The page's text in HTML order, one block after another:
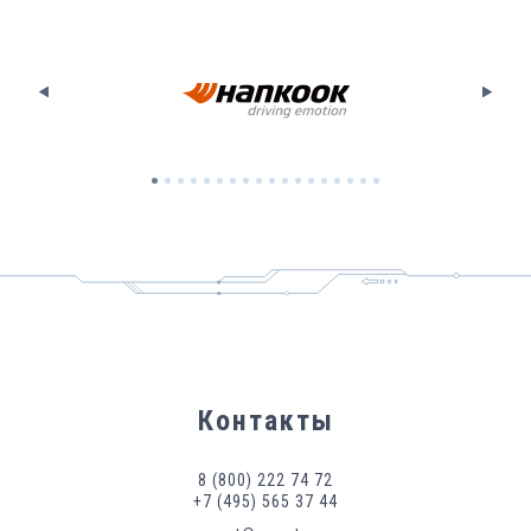
Контакты
8 (800) 222 74 72
+7 (495) 565 37 44